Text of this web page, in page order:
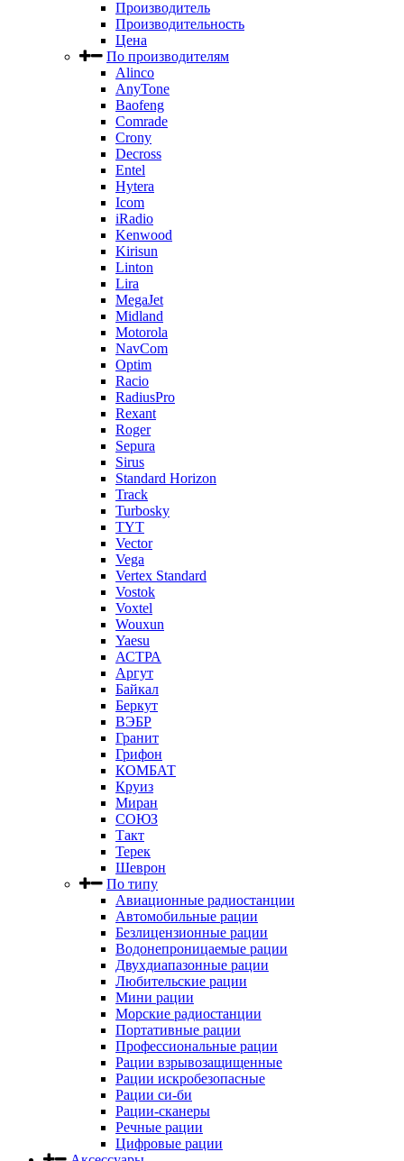
Производитель
Производительность
Цена
По производителям
Alinco
AnyTone
Baofeng
Comrade
Crony
Decross
Entel
Hytera
Icom
iRadio
Kenwood
Kirisun
Linton
Lira
MegaJet
Midland
Motorola
NavCom
Optim
Racio
RadiusPro
Rexant
Roger
Sepura
Sirus
Standard Horizon
Track
Turbosky
TYT
Vector
Vega
Vertex Standard
Vostok
Voxtel
Wouxun
Yaesu
АСТРА
Аргут
Байкал
Беркут
ВЭБР
Гранит
Грифон
КОМБАТ
Круиз
Миран
СОЮЗ
Такт
Терек
Шеврон
По типу
Авиационные радиостанции
Автомобильные рации
Безлицензионные рации
Водонепроницаемые рации
Двухдиапазонные рации
Любительские рации
Мини рации
Морские радиостанции
Портативные рации
Профессиональные рации
Рации взрывозащищенные
Рации искробезопасные
Рации си-би
Рации-сканеры
Речные рации
Цифровые рации